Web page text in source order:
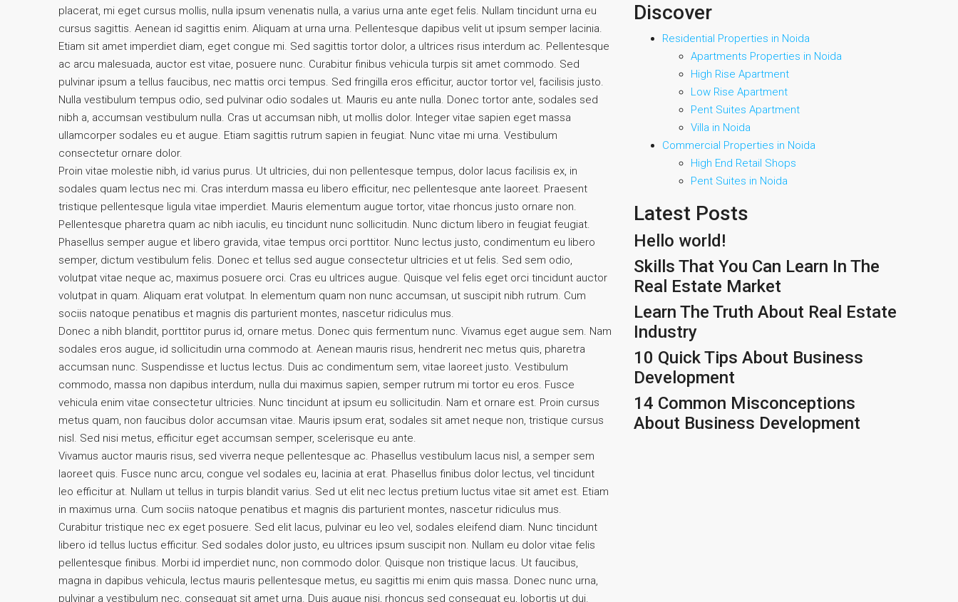
placerat, mi eget cursus mollis, nulla ipsum venenatis nulla, a varius urna ante eget felis. Nullam tincidunt urna eu
cursus sagittis. Aenean id sagittis enim. Aliquam at urna urna. Pellentesque dapibus velit ut ipsum semper lacinia.
Etiam sit amet imperdiet diam, eget congue mi. Sed sagittis tortor dolor, a ultrices risus interdum ac. Pellentesque
ac arcu malesuada, auctor est vitae, posuere nunc. Curabitur finibus vehicula turpis sit amet commodo. Sed
pulvinar ipsum a tellus faucibus, nec mattis orci tempus. Sed fringilla eros efficitur, auctor tortor vel, facilisis justo.
Nulla vestibulum tempus odio, sed pulvinar odio sodales ut. Mauris eu ante nulla. Donec tortor ante, sodales sed
nibh a, accumsan vestibulum nulla. Cras ut accumsan nibh, ut mollis dolor. Integer vitae sapien eget massa
ullamcorper sodales eu et augue. Etiam sagittis rutrum sapien in feugiat. Nunc vitae mi urna. Vestibulum
consectetur ornare dolor.
Proin vitae molestie nibh, id varius purus. Ut ultricies, dui non pellentesque tempus, dolor lacus facilisis ex, in
sodales quam lectus nec mi. Cras interdum massa eu libero efficitur, nec pellentesque ante laoreet. Praesent
tristique pellentesque ligula vitae imperdiet. Mauris elementum augue tortor, vitae rhoncus justo ornare non.
Pellentesque pharetra quam ac nibh iaculis, eu tincidunt nunc sollicitudin. Nunc dictum libero in feugiat feugiat.
Phasellus semper augue et libero gravida, vitae tempus orci porttitor. Nunc lectus justo, condimentum eu libero
semper, dictum vestibulum felis. Donec et tellus sed augue consectetur ultricies et ut felis. Sed sem odio,
volutpat vitae neque ac, maximus posuere orci. Cras eu ultrices augue. Quisque vel felis eget orci tincidunt auctor
volutpat in quam. Aliquam erat volutpat. In elementum quam non nunc accumsan, ut suscipit nibh rutrum. Cum
sociis natoque penatibus et magnis dis parturient montes, nascetur ridiculus mus.
Donec a nibh blandit, porttitor purus id, ornare metus. Donec quis fermentum nunc. Vivamus eget augue sem. Nam
sodales eros augue, id sollicitudin urna commodo at. Aenean mauris risus, hendrerit nec metus quis, pharetra
accumsan nunc. Suspendisse et luctus lectus. Duis ac condimentum sem, vitae laoreet justo. Vestibulum
commodo, massa non dapibus interdum, nulla dui maximus sapien, semper rutrum mi tortor eu eros. Fusce
vehicula enim vitae consectetur ultricies. Nunc tincidunt at ipsum eu sollicitudin. Nam et ornare est. Proin cursus
metus quam, non faucibus dolor accumsan vitae. Mauris ipsum erat, sodales sit amet neque non, tristique cursus
nisl. Sed nisi metus, efficitur eget accumsan semper, scelerisque eu ante.
Vivamus auctor mauris risus, sed viverra neque pellentesque ac. Phasellus vestibulum lacus nisl, a semper sem
laoreet quis. Fusce nunc arcu, congue vel sodales eu, lacinia at erat. Phasellus finibus dolor lectus, vel tincidunt
leo efficitur at. Nullam ut tellus in turpis blandit varius. Sed ut elit nec lectus pretium luctus vitae sit amet est. Etiam
in maximus urna. Cum sociis natoque penatibus et magnis dis parturient montes, nascetur ridiculus mus.
Curabitur tristique nec ex eget posuere. Sed elit lacus, pulvinar eu leo vel, sodales eleifend diam. Nunc tincidunt
libero id tellus luctus efficitur. Sed sodales dolor justo, eu ultrices ipsum suscipit non. Nullam eu dolor vitae felis
pellentesque finibus. Morbi id imperdiet nunc, non commodo dolor. Quisque non tristique lacus. Ut faucibus,
magna in dapibus vehicula, lectus mauris pellentesque metus, eu sagittis mi enim quis massa. Donec nunc urna,
pulvinar a vestibulum nec, consequat sit amet urna. Duis augue nisi, rhoncus sed consequat eu, lobortis ut dui.
Discover
Residential Properties in Noida
Apartments Properties in Noida
High Rise Apartment
Low Rise Apartment
Pent Suites Apartment
Villa in Noida
Commercial Properties in Noida
High End Retail Shops
Pent Suites in Noida
Latest Posts
Hello world!
Skills That You Can Learn In The
Real Estate Market
Learn The Truth About Real Estate
Industry
10 Quick Tips About Business
Development
14 Common Misconceptions
About Business Development